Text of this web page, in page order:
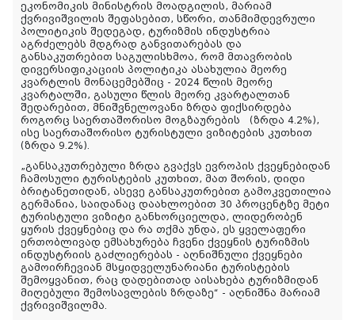
ეკონომიკის მინისტრის მოადგილის, მარიამ
ქვრივიშვილის შეფასებით, სწორი, თანმიმდევრული
პოლიტიკის შედეგად, ტურიზმის ინდუსტრია
აგრძელებს მდგრად განვითარებას და
განსაკუთრებით საგულისხმოა, რომ მთავრობის
დივერსიფიკაციის პოლიტიკა ასახულია მეორე
კვარტლის მონაცემებშიც - 2024 წლის მეორე
კვარტალში, გასული წლის მეორე კვარტალთან
შედარებით, მნიშვნელოვანი ზრდა ფიქსირდება
როგორც საერთაშორისო მოგზაურების (ზრდა 4.2%),
ისე საერთაშორისო ტურისტული ვიზიტების კუთხით
(ზრდა 9.2%).
„განსაკუთრებული ზრდა გვაქვს ევროპის ქვეყნებიდან
ჩამოსული ტურისტების კუთხით, მათ შორის, დიდი
ბრიტანეთიდან, ასევე განსაკუთრებით გამოკვეთილია
გერმანია, საიდანაც დაახლოებით 30 პროცენტზე მეტი
ტურისტული ვიზიტი განხორციელდა, ლიდერობენ
ყურის ქვეყნებიც და რა თქმა უნდა, ეს ყველაფერი
ერთობლივად ემსახურება ჩვენი ქვეყნის ტურიზმის
ინდუსტრიის გაძლიერებას - აღნიშნული ქვეყნები
გამოირჩევიან მსყიდველუნარიანი ტურისტების
შემოყვანით, რაც დადებითად აისახება ტურიზმიდან
მიღებული შემოსავლების ზრდაზე“ - აღნიშნა მარიამ
ქვრივიშვილმა.